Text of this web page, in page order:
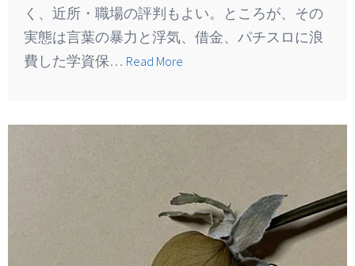
く、近所・職場の評判もよい。ところが、その
実態は言葉の暴力と浮気、借金、パチスロに浪
費した学資保… Read More